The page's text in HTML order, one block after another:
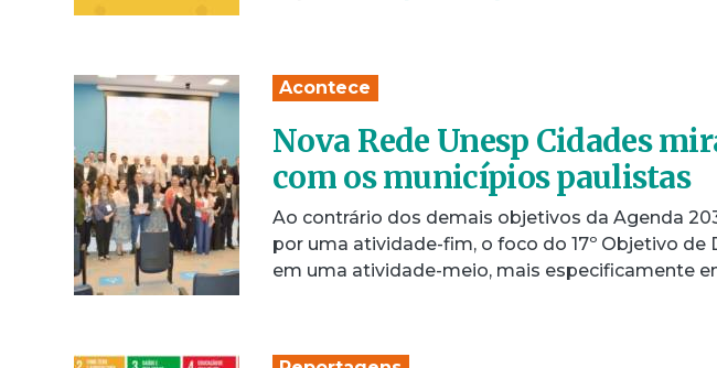
Acontece
Nova Rede Unesp Cidades
com os municípios paulistas
Ao contrário dos demais objetivos da Agenda
por uma atividade-fim, o foco do 17º Objetivo
em uma atividade-meio, mais especificamente